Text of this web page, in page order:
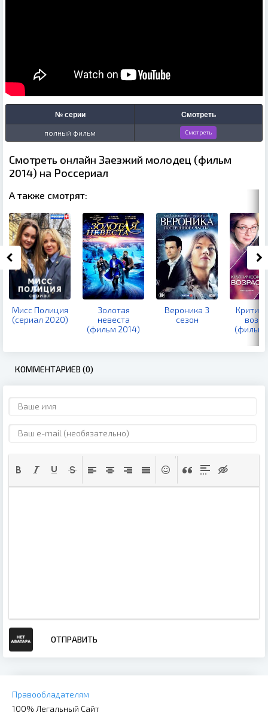
№ серии Смотреть
полный фильм Смотреть
Смотреть онлайн Заезжий молодец (фильм
2014) на Россериал
А также смотрят:
Мисс Полиция
(сериал 2020)
Золотая
невеста
(фильм 2014)
Вероника 3
сезон
(фильм
КОММЕНТАРИЕВ (0)
ОТПРАВИТЬ
Правообладателям
100% Легальный Сайт